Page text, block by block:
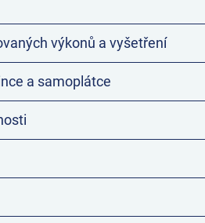
výkonů a vyšetření
a samoplátce